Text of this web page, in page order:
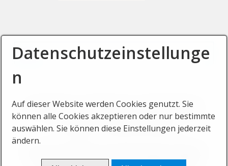
Startseite Impressum Datenschutz
Kontakt Barrierefreihet
erstellt mit Zeta Producer Desktop CMS
Datenschutzeinstellunge
n
Auf dieser Website werden Cookies genutzt. Sie
können alle Cookies akzeptieren oder nur bestimmte
auswählen. Sie können diese Einstellungen jederzeit
ändern.